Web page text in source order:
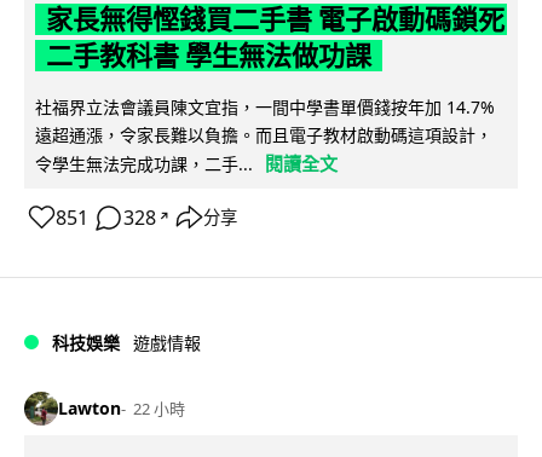
家長無得慳錢買二手書 電子啟動碼鎖死
二手教科書 學生無法做功課
社福界立法會議員陳文宜指，一間中學書單價錢按年加 14.7%
遠超通漲，令家長難以負擔。而且電子教材啟動碼這項設計，
令學生無法完成功課，二手...
閱讀全文
851 328 ↗ 分享
科技娛樂 遊戲情報
Lawton 22 小時